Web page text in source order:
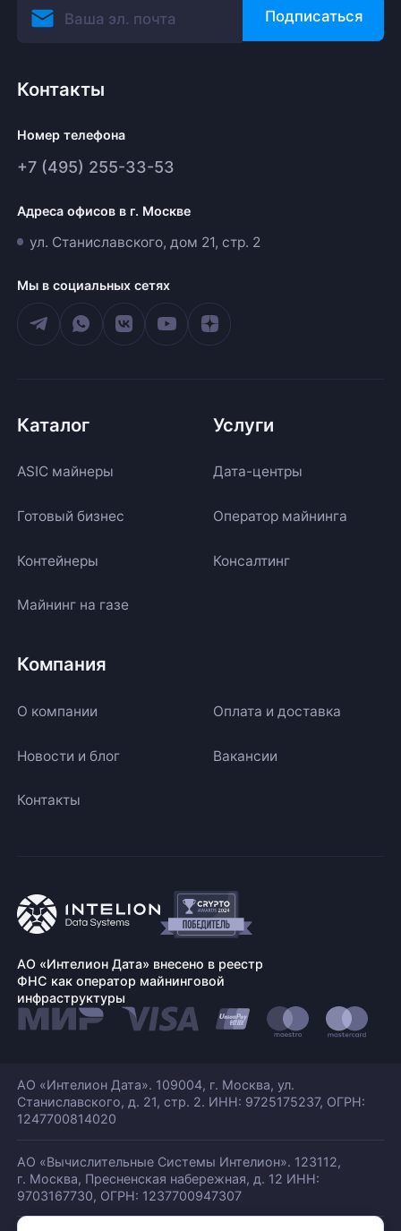
Подписаться
Контакты
Номер телефона
+7 (495) 255-33-53
Адреса офисов в г. Москве
ул. Станиславского, дом 21, стр. 2
Мы в социальных сетях
Каталог
ASIC майнеры
Готовый бизнес
Контейнеры
Майнинг на газе
Услуги
Дата-центры
Оператор майнинга
Консалтинг
Компания
О компании Оплата и доставка
Новости и блог Вакансии
Контакты
АО «Интелион Дата» внесено в реестр
ФНС как оператор майнинговой
инфраструктуры
АО «Интелион Дата». 109004, г. Москва, ул.
Станиславского, д. 21, стр. 2. ИНН: 9725175237, ОГРН:
1247700814020
АО «Вычислительные Системы Интелион». 123112,
г. Москва, Пресненская набережная, д. 12 ИНН:
9703167730, ОГРН: 1237700947307